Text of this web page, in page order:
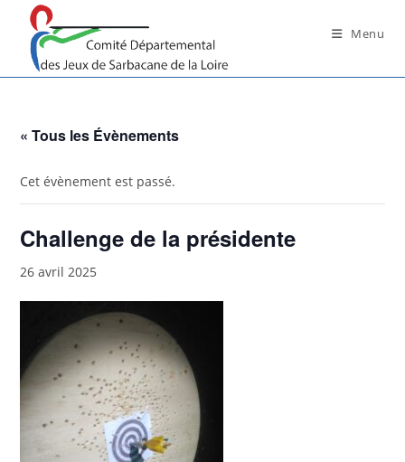
content
Menu
« Tous les Évènements
Cet évènement est passé.
Challenge de la présidente
26 avril 2025